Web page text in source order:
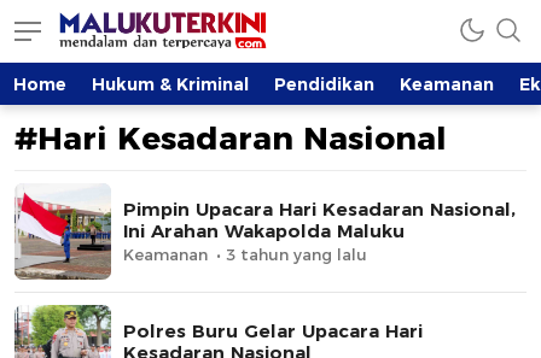
MalukuTerkini.com
Terkini, Mendalam dan Terpercaya
Home Hukum & Kriminal Pendidikan Keamanan
#Hari Kesadaran Nasional
Pimpin Upacara Hari Kesadaran Nasional,
Ini Arahan Wakapolda Maluku
Keamanan 3 tahun yang lalu
Polres Buru Gelar Upacara Hari
Kesadaran Nasional